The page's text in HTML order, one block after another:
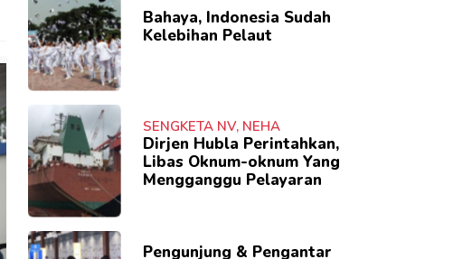
Bahaya, Indonesia Sudah
Kelebihan Pelaut
SENGKETA NV, NEHA
Dirjen Hubla Perintahkan,
Libas Oknum-oknum Yang
Mengganggu Pelayaran
Pengunjung & Pengantar